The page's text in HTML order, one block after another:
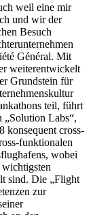
weil eine mir
und wir der
Besuch
Général. Mit
weiterentwickelt
Grundstein für
teil, führt
„Solution Labs“,
konsequent cross-
funktionalen
wobei
sind. Die „Flight
zur